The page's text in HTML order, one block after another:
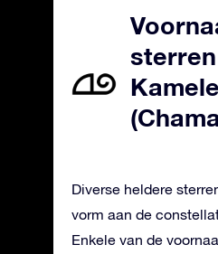
Diverse heldere
vorm aan de
Enkele van de